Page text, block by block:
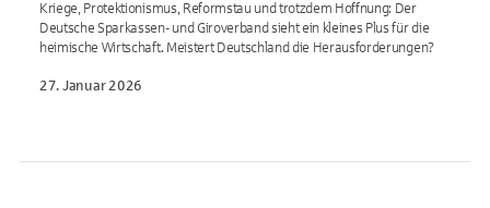
Kriege, Protektionismus, Reformstau und trotzdem Hoffnung: Der
Deutsche Sparkassen- und Giroverband sieht ein kleines Plus für die
heimische Wirtschaft. Meistert Deutschland die Herausforderungen?
27. Januar 2026